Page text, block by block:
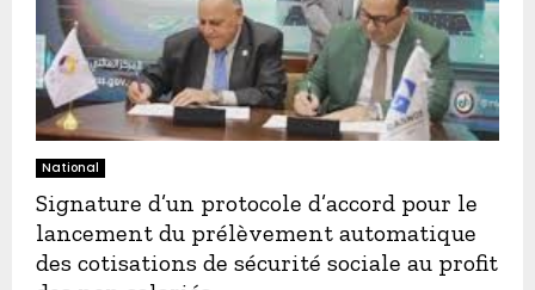
National
Signature d’un protocole d’accord pour le
lancement du prélèvement automatique
des cotisations de sécurité sociale au profit